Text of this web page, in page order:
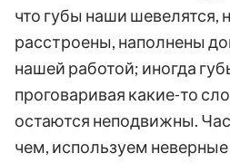
что губы наши шевелятся,
расстроены, наполнены
нашей работой; иногда
проговаривая какие-то
остаются неподвижны.
чем, используем